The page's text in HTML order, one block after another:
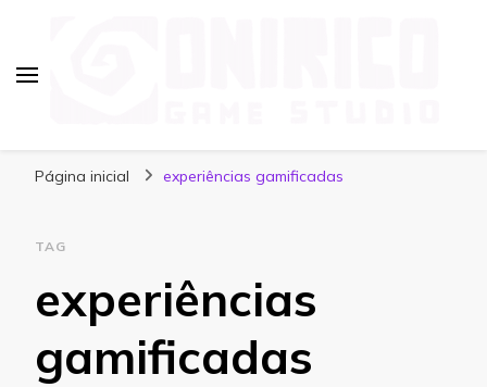
Página inicial experiências gamificadas
TAG
experiências
gamificadas